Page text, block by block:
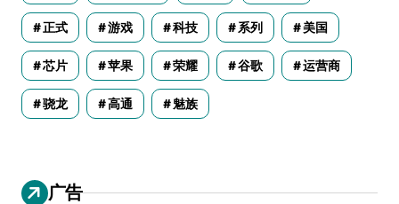
正式 游戏 科技 系列 美国
芯片 苹果 荣耀 谷歌 运营商
骁龙 高通 魅族
广告